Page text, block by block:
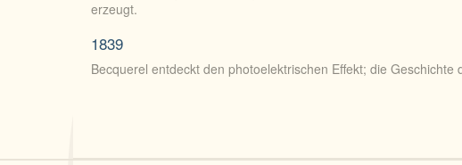
erzeugt.
1839
Becquerel entdeckt den photoelektrischen Effekt; die Geschichte